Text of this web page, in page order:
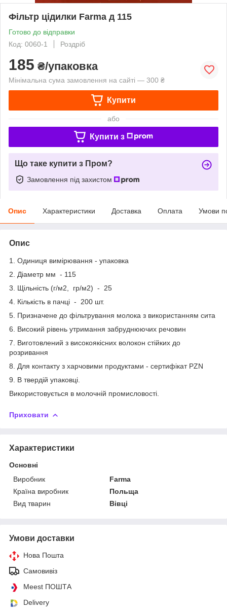
Фільтр цідилки Farma д 115
Готово до відправки
Код: 0060-1
Роздріб
185 ₴/упаковка
Мінімальна сума замовлення на сайті — 300 ₴
Купити
або
Купити з
Що таке купити з Пром?
Замовлення під захистом
Опис Характеристики Доставка Оплата Умови
Опис
1. Одиниця вимірювання - упаковка
2. Діаметр мм - 115
3. Щільність (г/м2, гр/м2) - 25
4. Кількість в пачці - 200 шт.
5. Призначене до фільтрування молока з використанням сита
6. Високий рівень утримання забруднюючих речовин
7. Виготовлений з високоякісних волокон стійких до
розривання
8. Для контакту з харчовими продуктами - сертифікат PZN
9. В твердій упаковці.
Використовується в молочній промисловості.
Приховати
Характеристики
Основні
Виробник
Farma
Країна виробник
Польща
Вид тварин
Вівці
Умови доставки
Нова Пошта
Самовивіз
Meest ПОШТА
Delivery